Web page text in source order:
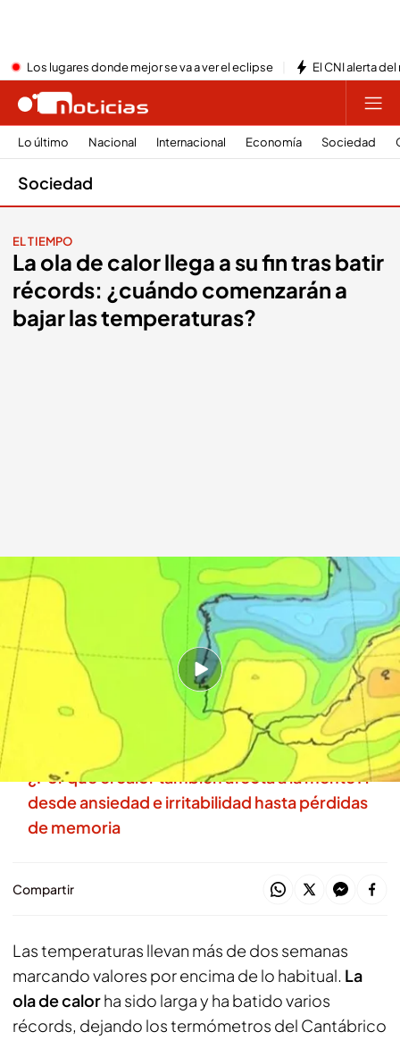
Los lugares donde mejor se va a ver el eclipse El CNI alerta
Lo último Nacional Internacional Economía Sociedad
Sociedad
EL TIEMPO
La ola de calor llega a su fin tras batir
récords: ¿cuándo comenzarán a
bajar las temperaturas?
Una masa de aire frío entrará por el norte.IMAGEN: Noticias Cuatro
Redacción digital Noticias Cuatro
18 AGO 2025 - 16:57h.
La ola de calor ha tenido una duración de 16
días, la tercera más larga desde que hay
¿Por qué el calor también afecta a la mente?:
desde ansiedad e irritabilidad hasta pérdidas
de memoria
Compartir
Las temperaturas llevan más de dos semanas
marcando valores por encima de lo habitual. La
ola de calorha sido larga y ha batido varios
récords, dejando los termómetros del Cantábrico